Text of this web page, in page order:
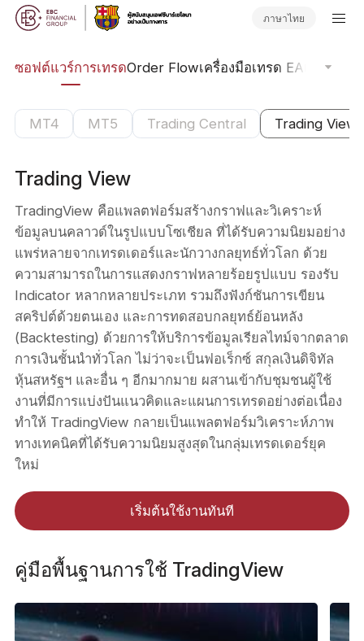
ภาษาไทย
ซอฟต์แวร์การเทรดOrder Flowเครื่องมือเทรด EA เครื่องมื
MT4 MT5 Trading Central Trading View
Trading View
TradingView คือแพลตฟอร์มสร้างกราฟและวิเคราะห์
ข้อมูลบนคลาวด์ในรูปแบบโซเชียล ที่ได้รับความนิยมอย่าง
แพร่หลายจากเทรดเดอร์และนักวางกลยุทธ์ทั่วโลก ด้วย
ความสามารถในการแสดงกราฟหลายร้อยรูปแบบ รองรับ
Indicator หลากหลายประเภท รวมถึงฟังก์ชันการเขียน
สคริปต์ด้วยตนเอง และการทดสอบกลยุทธ์ย้อนหลัง
(Backtesting) ด้วยการให้บริการข้อมูลเรียลไทม์จากตลาด
การเงินชั้นนำทั่วโลก ไม่ว่าจะเป็นฟอเร็กซ์ สกุลเงินดิจิทัล
หุ้นสหรัฐฯ และอื่น ๆ อีกมากมาย ผสานเข้ากับชุมชนผู้ใช้
งานที่มีการแบ่งปันแนวคิดและแผนการเทรดอย่างต่อเนื่อง
ทำให้ TradingView กลายเป็นแพลตฟอร์มวิเคราะห์ภาพ
ทางเทคนิคที่ได้รับความนิยมสูงสุดในกลุ่มเทรดเดอร์ยุค
ใหม่
เริ่มต้นใช้งานทันที
คู่มือพื้นฐานการใช้ TradingView